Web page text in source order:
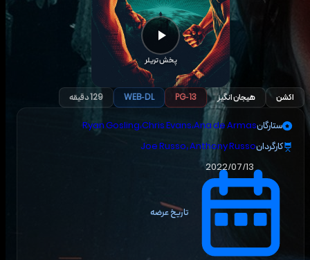
پخش تریلر
اکشن هیجان انگیز PG-13
WEB-DL 129 دقیقه
ستارگان Ryan Gosling،Chris Evans،Ana de Armas
کارگردانJoe Russo, Anthony Russo
تاریخ عرضه
2022/07/13